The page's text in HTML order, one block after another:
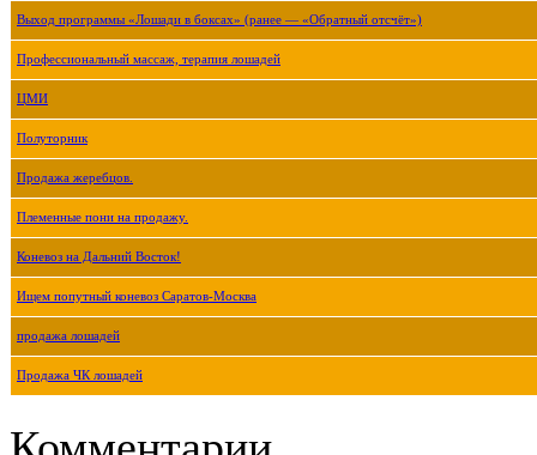
Выход программы «Лошади в боксах» (ранее — «Обратный отсчёт»)
Профессиональный массаж, терапия лошадей
ЦМИ
Полуторник
Продажа жеребцов.
Племенные пони на продажу.
Коневоз на Дальний Восток!
Ищем попутный коневоз Саратов-Москва
продажа лошадей
Продажа ЧК лошадей